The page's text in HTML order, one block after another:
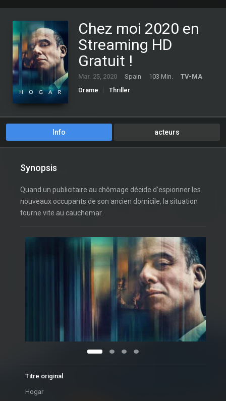
Chez moi 2020 en
Streaming HD
Gratuit !
Mar. 25, 2020 Spain 103 Min.
TV-MA
Drame
Thriller
Info acteurs
Synopsis
Quand un publicitaire au chômage décide d’espionner les
nouveaux occupants de son ancien domicile, la situation
tourne vite au cauchemar.
Titre original
Hogar